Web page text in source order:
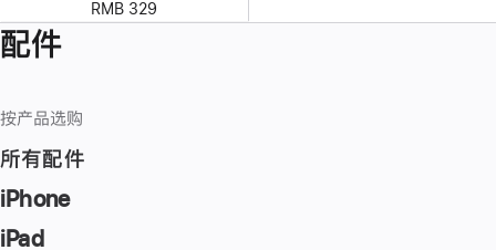
RMB 329
配件
按产品选购
所有配件
iPhone
iPad